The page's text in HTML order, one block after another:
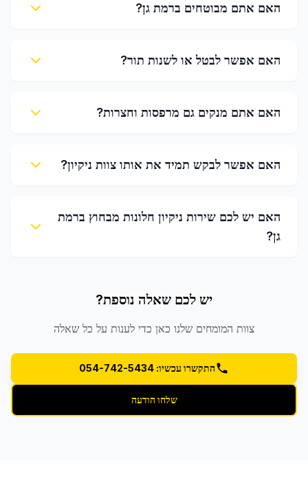
האם אתם מבוטחים ברמת גן?
האם אפשר לבטל או לשנות תור?
האם אתם מנקים גם מרפסות וחצרות?
האם אפשר לבקש תמיד את אותו צוות ניקיון?
האם יש לכם שירות ניקיון חלונות מבחוץ ברמת
גן?
יש לכם שאלה נוספת?
צוות המומחים שלנו כאן כדי לענות על כל שאלה
התקשרו עכשיו: 054-742-5434
שלחו הודעה